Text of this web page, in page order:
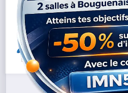
Vers une possible relance
la mer entre Saint-Nazaire
Lire la suite